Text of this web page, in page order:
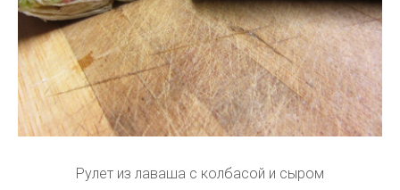
Рулет из лаваша с колбасой и сыром